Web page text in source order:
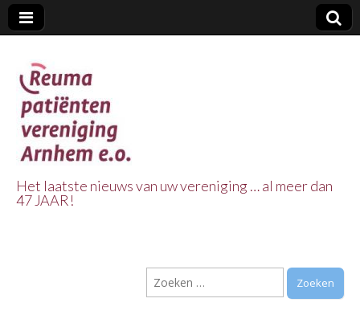
Vereniging
Arnhem e.o.
Het laatste nieuws van uw vereniging … al meer dan
47 JAAR!
Zoeken
naar: